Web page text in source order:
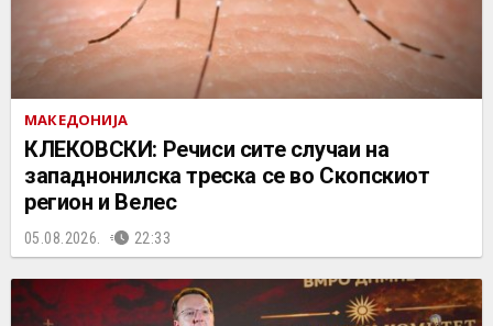
МАКЕДОНИЈА
КЛЕКОВСКИ: Речиси сите случаи на
западнонилска треска се во Скопскиот
регион и Велес
05.08.2026. 22:33